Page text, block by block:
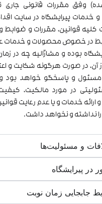
وفق مقررات قانونی جاری
خدمات پیرایشگاه در سایت
کلیه قوانین، مقررات و ضوابط
در خصوص محصولات و خدمات
بوده و مشارٌالیه چه در زمان
آن، در صورت هرگونه شکایت و
و پاسخگو خواهد بود و
در مورد مالکیت، کیفیت
خدمات و یا عدم رعایت
نداشته و نخواهد داشت.